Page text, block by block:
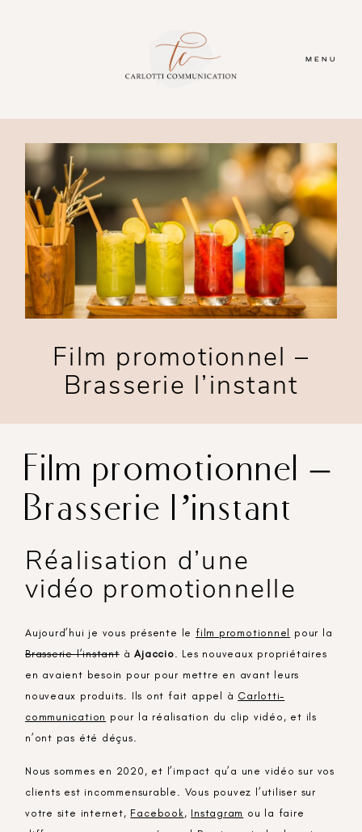
MENU
Film promotionnel –
Brasserie l’instant
Film promotionnel –
Brasserie l’instant
Réalisation d’une
vidéo promotionnelle
Aujourd’hui je vous présente le film promotionnel
pour la
Brasserie l’instantàAjaccio . Les nouveaux propriétaires
en avaient besoin pour pour mettre en avant leurs
nouveaux produits. Ils ont fait appel à Carlotti-
communication pour la réalisation du clip vidéo, et ils
n’ont pas été déçus.
Nous sommes en 2020, et l’impact qu’a une vidéo sur vos
clients est incommensurable. Vous pouvez l’utiliser sur
votre site internet, Facebook , Instagram ou la faire